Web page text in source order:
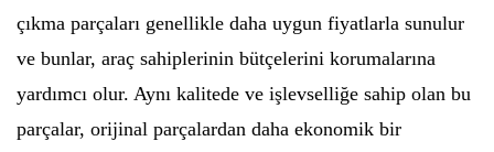
çıkma parçaları genellikle daha uygun fiyatlarla sunulur
ve bunlar, araç sahiplerinin bütçelerini korumalarına
yardımcı olur. Aynı kalitede ve işlevselliğe sahip olan bu
parçalar, orijinal parçalardan daha ekonomik bir